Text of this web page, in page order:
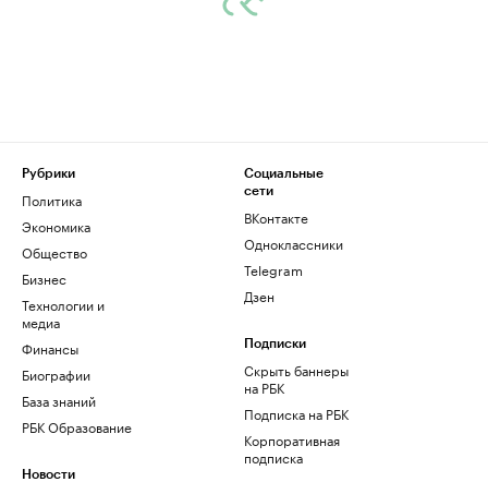
Рубрики
Политика
Экономика
Общество
Бизнес
Технологии и
медиа
Финансы
Биографии
База знаний
РБК Образование
Новости
Социальные
сети
ВКонтакте
Одноклассники
Telegram
Дзен
Подписки
Скрыть баннеры
на РБК
Подписка на РБК
Корпоративная
подписка